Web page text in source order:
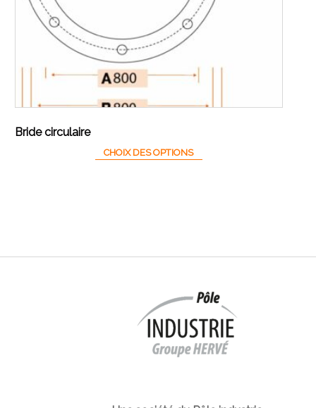
Bride circulaire
CHOIX DES OPTIONS